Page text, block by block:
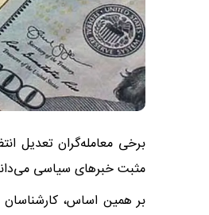
برخی معامله‌گران تعدیل
مثبت خبرهای سیاسی
بر همین اساس، کارشناسان